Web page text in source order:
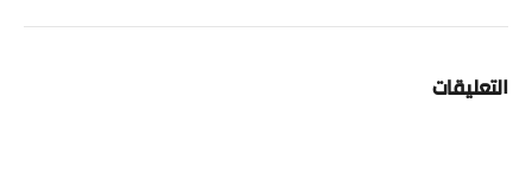
التعليقات